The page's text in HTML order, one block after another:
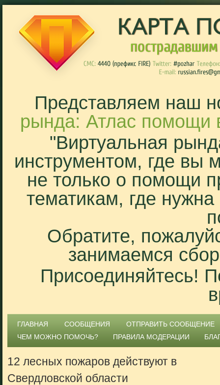
Представляем наш
рында: Атлас помощи
"Виртуальная
инструментом, где вы
не только о помощи
тематикам, где
Обратите,
занимаемся
Присоединяйтесь!
ГЛАВНАЯ СООБЩЕНИЯ
ОТПРАВИТЬ СООБЩЕНИЕ
ЧЕМ МОЖНО ПОМОЧЬ?
ПРАВИЛА МОДЕРАЦИИ
12 лесных пожаров действуют в
Свердловской области